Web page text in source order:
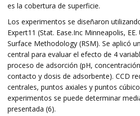
es la cobertura de superficie.
Los experimentos se diseñaron
Expert11 (Stat. Ease.Inc Minneapolis,
Surface Methodology (RSM). Se aplicó
central para evaluar el efecto de 4
proceso de adsorción (pH,
contacto y dosis de adsorbente). CCD
centrales, puntos axiales y puntos
experimentos se puede determinar
presentada (6).